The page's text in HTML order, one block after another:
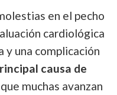
en el pecho
cardiológica
y una complicación
causa de
muchas avanzan